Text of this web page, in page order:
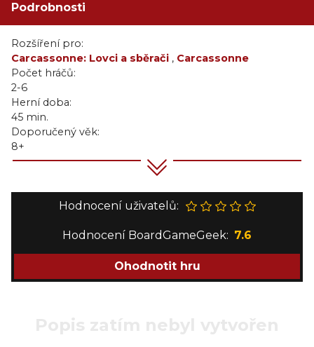
Podrobnosti
Rozšíření pro:
Carcassonne: Lovci a sběrači , Carcassonne
Počet hráčů:
2-6
Herní doba:
45 min.
Doporučený věk:
8+
Hodnocení uživatelů:
Hodnocení BoardGameGeek: 7.6
Ohodnotit hru